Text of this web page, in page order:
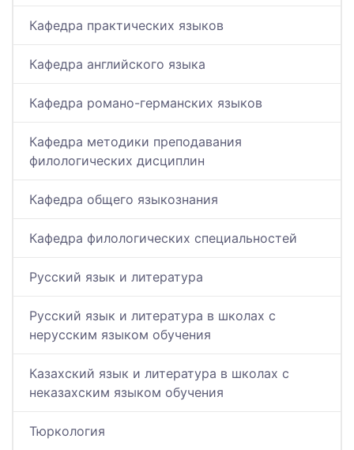
Кафедра практических языков
Кафедра английского языка
Кафедра романо-германских языков
Кафедра методики преподавания
филологических дисциплин
Кафедра общего языкознания
Кафедра филологических специальностей
Русский язык и литература
Русский язык и литература в школах с
нерусским языком обучения
Казахский язык и литература в школах с
неказахским языком обучения
Тюркология